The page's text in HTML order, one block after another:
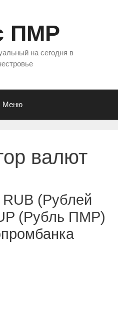
ПМР
на сегодня в
Меню
валют
RUB (Рублей
(Рубль ПМР)